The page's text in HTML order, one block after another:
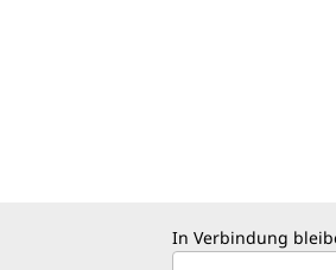
In Verbindung